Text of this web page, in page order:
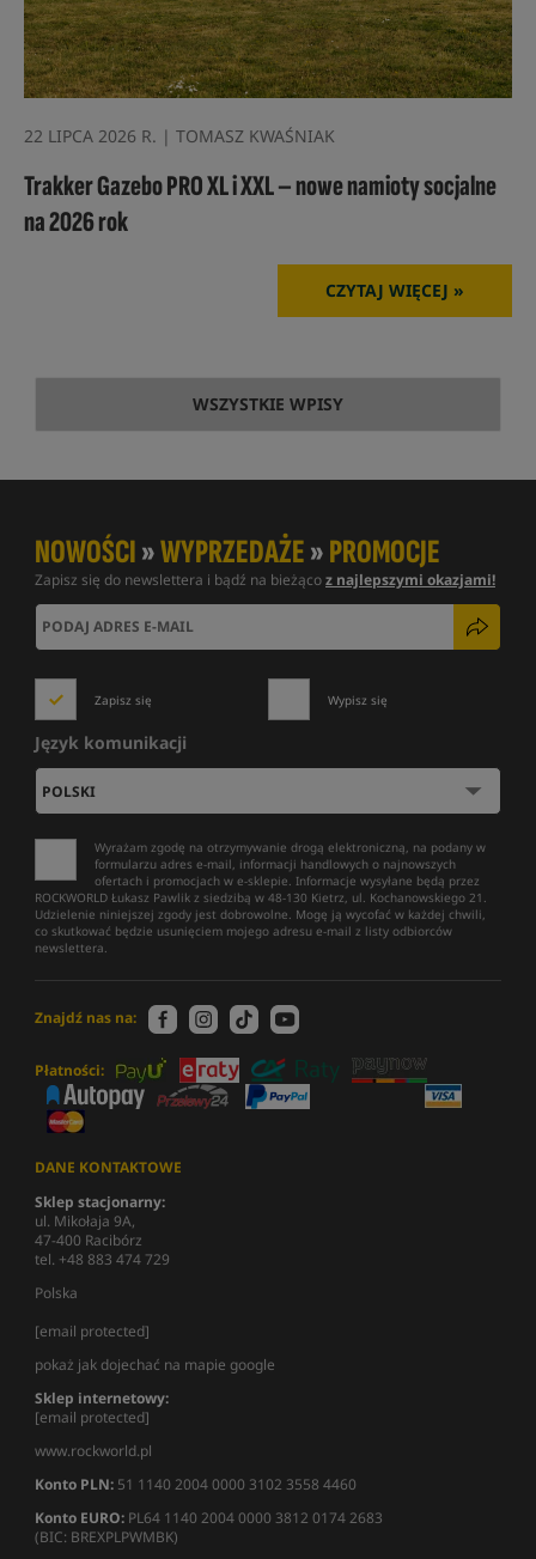
22 LIPCA 2026 R. | TOMASZ KWAŚNIAK
Trakker Gazebo PRO XL i XXL – nowe namioty socjalne
na 2026 rok
CZYTAJ WIĘCEJ »
WSZYSTKIE WPISY
NOWOŚCI»WYPRZEDAŻE»PROMOCJE
Zapisz się do newslettera i bądź na bieżącoz najlepszymi okazjami!
Zapisz się Wypisz się
Język komunikacji
Wyrażam zgodę na otrzymywanie drogą elektroniczną, na podany w
formularzu adres e-mail, informacji handlowych o najnowszych
ofertach i promocjach w e-sklepie. Informacje wysyłane będą przez
ROCKWORLD Łukasz Pawlik z siedzibą w 48-130 Kietrz, ul. Kochanowskiego 21.
Udzielenie niniejszej zgody jest dobrowolne. Mogę ją wycofać w każdej chwili,
co skutkować będzie usunięciem mojego adresu e-mail z listy odbiorców
newslettera.
Znajdź nas na:
Płatności:
DANE KONTAKTOWE
Sklep stacjonarny:
ul. Mikołaja 9A,
47-400 Racibórz
tel. +48 883 474 729
Polska
[email protected]
pokaż jak dojechać na mapie google
Sklep internetowy:
[email protected]
www.rockworld.pl
Konto PLN: 51 1140 2004 0000 3102 3558 4460
Konto EURO: PL64 1140 2004 0000 3812 0174 2683
(BIC: BREXPLPWMBK)